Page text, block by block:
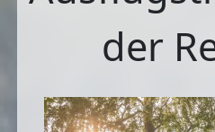
der